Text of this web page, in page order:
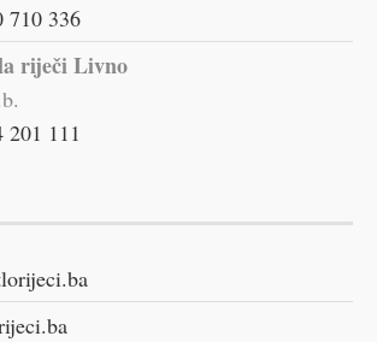
710 336
riječi Livno
111